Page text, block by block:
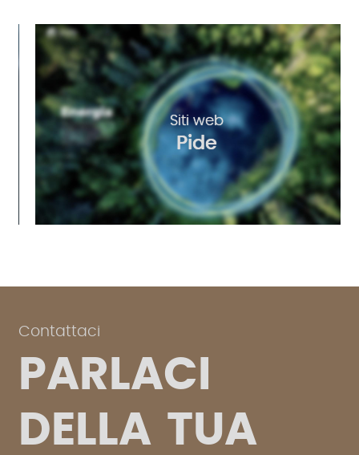
Siti web
Pide
Contattaci
PARLACI
DELLA TUA